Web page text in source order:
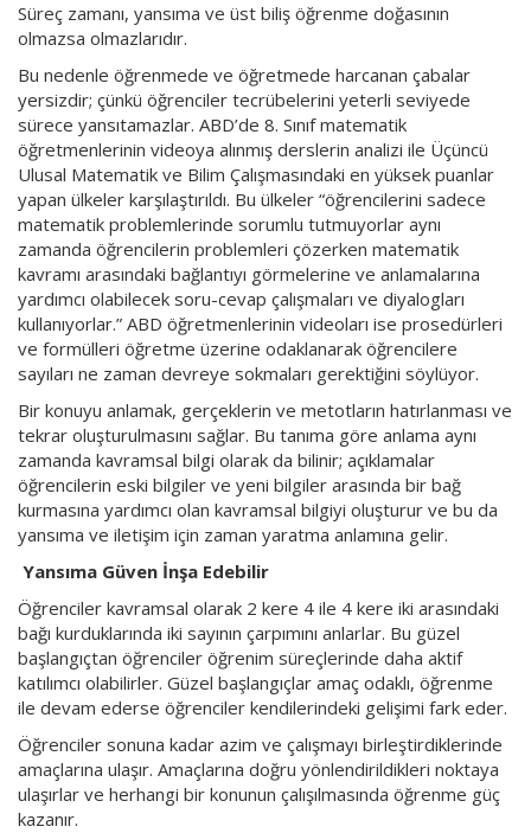
Süreç zamanı, yansıma ve üst biliş öğrenme doğasının
olmazsa olmazlarıdır.
Bu nedenle öğrenmede ve öğretmede harcanan çabalar
yersizdir; çünkü öğrenciler tecrübelerini yeterli seviyede
sürece yansıtamazlar. ABD’de 8. Sınıf matematik
öğretmenlerinin videoya alınmış derslerin analizi ile Üçüncü
Ulusal Matematik ve Bilim Çalışmasındaki en yüksek puanlar
yapan ülkeler karşılaştırıldı. Bu ülkeler “öğrencilerini sadece
matematik problemlerinde sorumlu tutmuyorlar aynı
zamanda öğrencilerin problemleri çözerken matematik
kavramı arasındaki bağlantıyı görmelerine ve anlamalarına
yardımcı olabilecek soru-cevap çalışmaları ve diyalogları
kullanıyorlar.” ABD öğretmenlerinin videoları ise prosedürleri
ve formülleri öğretme üzerine odaklanarak öğrencilere
sayıları ne zaman devreye sokmaları gerektiğini söylüyor.
Bir konuyu anlamak, gerçeklerin ve metotların hatırlanması ve
tekrar oluşturulmasını sağlar. Bu tanıma göre anlama aynı
zamanda kavramsal bilgi olarak da bilinir; açıklamalar
öğrencilerin eski bilgiler ve yeni bilgiler arasında bir bağ
kurmasına yardımcı olan kavramsal bilgiyi oluşturur ve bu da
yansıma ve iletişim için zaman yaratma anlamına gelir.
Yansıma Güven İnşa Edebilir
Öğrenciler kavramsal olarak 2 kere 4 ile 4 kere iki arasındaki
bağı kurduklarında iki sayının çarpımını anlarlar. Bu güzel
başlangıçtan öğrenciler öğrenim süreçlerinde daha aktif
katılımcı olabilirler. Güzel başlangıçlar amaç odaklı, öğrenme
ile devam ederse öğrenciler kendilerindeki gelişimi fark eder.
Öğrenciler sonuna kadar azim ve çalışmayı birleştirdiklerinde
amaçlarına ulaşır. Amaçlarına doğru yönlendirildikleri noktaya
ulaşırlar ve herhangi bir konunun çalışılmasında öğrenme güç
kazanır.